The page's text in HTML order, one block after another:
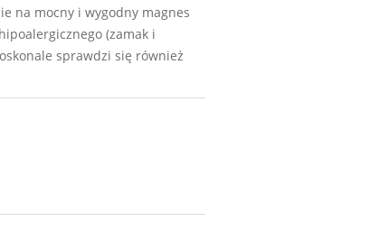
na mocny i wygodny magnes
(zamak i
sprawdzi się również